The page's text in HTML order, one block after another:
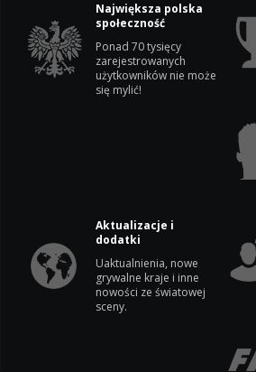
Największa polska
społeczność
Ponad 70 tysięcy
zarejestrowanych
użytkowników nie może
się mylić!
Aktualizacje i
dodatki
Uaktualnienia, nowe
grywalne kraje i inne
nowości ze światowej
sceny.